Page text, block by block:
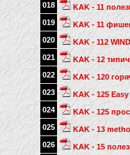
018
KAK - 11
019
KAK - 11
020
KAK - 112
021
KAK - 12
022
KAK - 120
023
KAK - 125
024
KAK - 125
025
KAK - 13
026
KAK - 15